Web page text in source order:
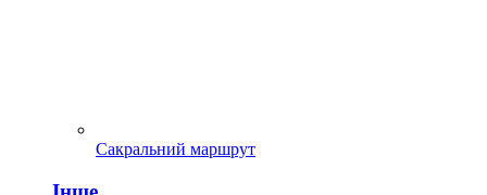
Сакральний маршрут